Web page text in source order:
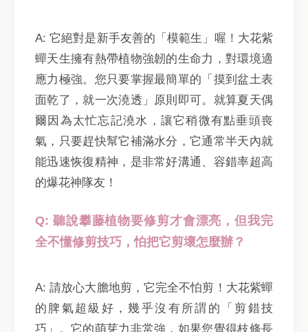
A: 它絕對是新手友善的「模範生」喔！大花紫
蟬天生擁有熱帶植物強韌的生命力，對環境適
應力極強。您只要掌握最簡單的「摸到盆土表
面乾了，就一次澆透」原則即可。就算夏天偶
爾因為太忙忘記澆水，讓它稍微有點垂頭喪
氣，只要趕快幫它補滿水分，它通常半天內就
能迅速恢復精神，是非常好溝通、容錯率超高
的爆花神隊友！
Q: 聽說攀藤植物要修剪才會漂亮，但我完
全不懂修剪技巧，怕把它剪壞怎麼辦？
A: 請放心大膽地剪，它完全不怕剪！大花紫蟬
的脾氣超級好，幾乎沒有所謂的「剪錯技
巧」。它的萌芽力非常強，如果您覺得枝條長